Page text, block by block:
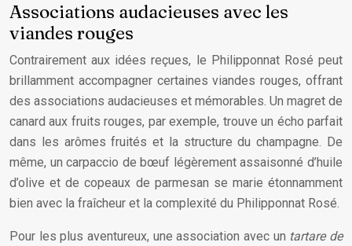
Associations audacieuses avec les
viandes rouges
Contrairement aux idées reçues, le Philipponnat Rosé peut
brillamment accompagner certaines viandes rouges, offrant
des associations audacieuses et mémorables. Un magret de
canard aux fruits rouges, par exemple, trouve un écho parfait
dans les arômes fruités et la structure du champagne. De
même, un carpaccio de bœuf légèrement assaisonné d’huile
d’olive et de copeaux de parmesan se marie étonnamment
bien avec la fraîcheur et la complexité du Philipponnat Rosé.
Pour les plus aventureux, une association avec un tartare de